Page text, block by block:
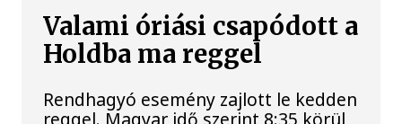
Valami óriási csapódott a
Holdba ma reggel
Rendhagyó esemény zajlott le kedden